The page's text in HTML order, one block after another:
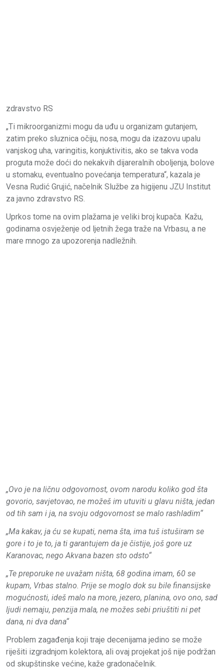
zdravstvo RS
„Ti mikroorganizmi mogu da uđu u organizam gutanjem,
zatim preko sluznica očiju, nosa, mogu da izazovu upalu
vanjskog uha, varingitis, konjuktivitis, ako se takva voda
proguta može doći do nekakvih dijareralnih oboljenja, bolove
u stomaku, eventualno povećanja temperatura“, kazala je
Vesna Rudić Grujić, načelnik Službe za higijenu JZU Institut
za javno zdravstvo RS.
Uprkos tome na ovim plažama je veliki broj kupača. Kažu,
godinama osvježenje od ljetnih žega traže na Vrbasu, a ne
mare mnogo za upozorenja nadležnih.
„Ovo je na ličnu odgovornost, ovom narodu koliko god šta
govorio, savjetovao, ne možeš im utuviti u glavu ništa, jedan
od tih sam i ja, na svoju odgovornost se malo rashladim“
„Ma kakav, ja ću se kupati, nema šta, ima tuš istuširam se
gore i to je to, ja ti garantujem da je čistije, još gore uz
Karanovac, nego Akvana bazen sto odsto“
„Te preporuke ne uvažam ništa, 68 godina imam, 60 se
kupam, Vrbas stalno. Prije se moglo dok su bile finansijske
mogućnosti, ideš malo na more, jezero, planina, ovo ono, sad
ljudi nemaju, penzija mala, ne možes sebi priuštiti ni pet
dana, ni dva dana“
Problem zagađenja koji traje decenijama jedino se može
riješiti izgradnjom kolektora, ali ovaj projekat još nije podržan
od skupštinske većine, kaže gradonačelnik.